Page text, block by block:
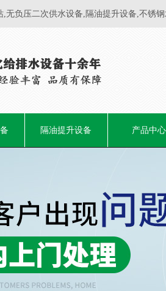
负压二次供水设备,隔油提升设备,不锈
隔油提升设备 产品中心